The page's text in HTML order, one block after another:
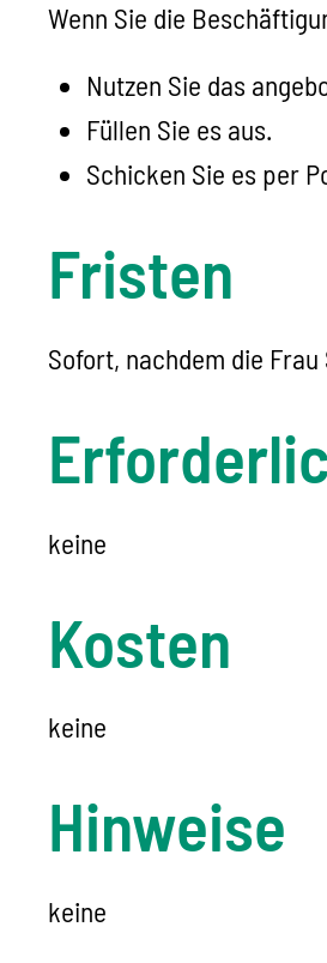
Wenn Sie die
Nutzen Sie das
Füllen Sie es aus.
Schicken Sie es per
Fristen
Sofort, nachdem die
keine
Kosten
keine
Hinweise
keine